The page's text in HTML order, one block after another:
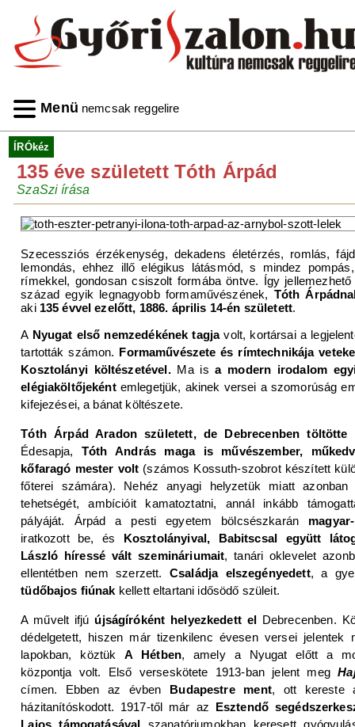
Menü nemcsak reggelire
ÍRÓkéz
135 éve született Tóth Árpád
SzaSzi írása
Szecessziós érzékenység, dekadens életérzés, romlás,
lemondás, ehhez illő elégikus látásmód, s mindez
rímekkel, gondosan csiszolt formába öntve. Így
század egyik legnagyobb formaművészének, Tóth
aki 135 évvel ezelőtt, 1886. április 14-én született.
A Nyugat első nemzedékének tagjavolt, kortársai a
tartották számon. Formaművészete és rímtechnikája
Kosztolányi költészetével.Ma isa modern irodalom
elégiaköltőjekéntemlegetjük, akinek versei a szomorúság
kifejezései, a bánat költészete.
Tóth Árpád Aradon született, de Debrecenben töltötte
Édesapja,Tóth András maga is művészember,
kőfaragó mester volt (számos Kossuth-szobrot készített
főterei számára). Nehéz anyagi helyzetük miatt azonban
tehetségét, ambícióit kamatoztatni, annál inkább
pályáját. Árpád a pesti egyetem bölcsészkarán
iratkozott be, és Kosztolányival, Babitscsal együtt
László híressé vált szemináriumait, tanári oklevelet
ellentétben nem szerzett. Családja elszegényedett, a
tüdőbajos fiúnak kellett eltartani idősödő szüleit.
A művelt ifjú újságíróként helyezkedett el Debrecenben.
dédelgetett, hiszen már tizenkilenc évesen versei jelentek
lapokban, köztükA Hétben, amely a Nyugat előtt a
központja volt. Első verseskötete 1913-ban jelent meg
címen. Ebben az évben Budapestre ment, ott kereste
házitanítóskodott. 1917-től már az Esztendő
Lajos támogatásával szanatóriumokban keresett